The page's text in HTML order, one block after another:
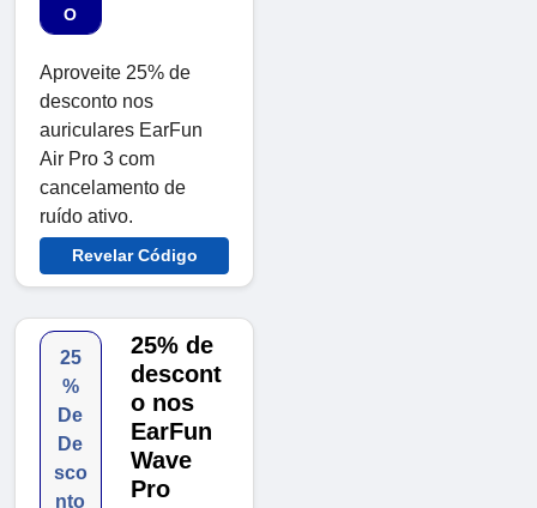
O
Aproveite 25% de
desconto nos
auriculares EarFun
Air Pro 3 com
cancelamento de
ruído ativo.
Revelar Código
25
%
De
De
sco
nto
25% de
descont
o nos
EarFun
Wave
Pro